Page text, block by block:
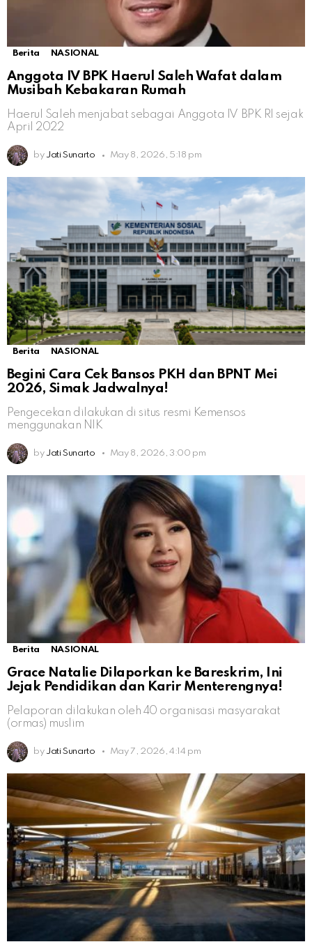
Berita NASIONAL
Anggota IV BPK Haerul Saleh Wafat dalam
Musibah Kebakaran Rumah
Haerul Saleh menjabat sebagai Anggota IV BPK RI sejak
April 2022
by Jati Sunarto May 8, 2026, 5:18 pm
Berita NASIONAL
Begini Cara Cek Bansos PKH dan BPNT Mei
2026, Simak Jadwalnya!
Pengecekan dilakukan di situs resmi Kemensos
menggunakan NIK
by Jati Sunarto May 8, 2026, 3:00 pm
Berita NASIONAL
Grace Natalie Dilaporkan ke Bareskrim, Ini
Jejak Pendidikan dan Karir Menterengnya!
Pelaporan dilakukan oleh 40 organisasi masyarakat
(ormas) muslim
by Jati Sunarto May 7, 2026, 4:14 pm